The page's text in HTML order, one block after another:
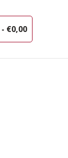
€0,00